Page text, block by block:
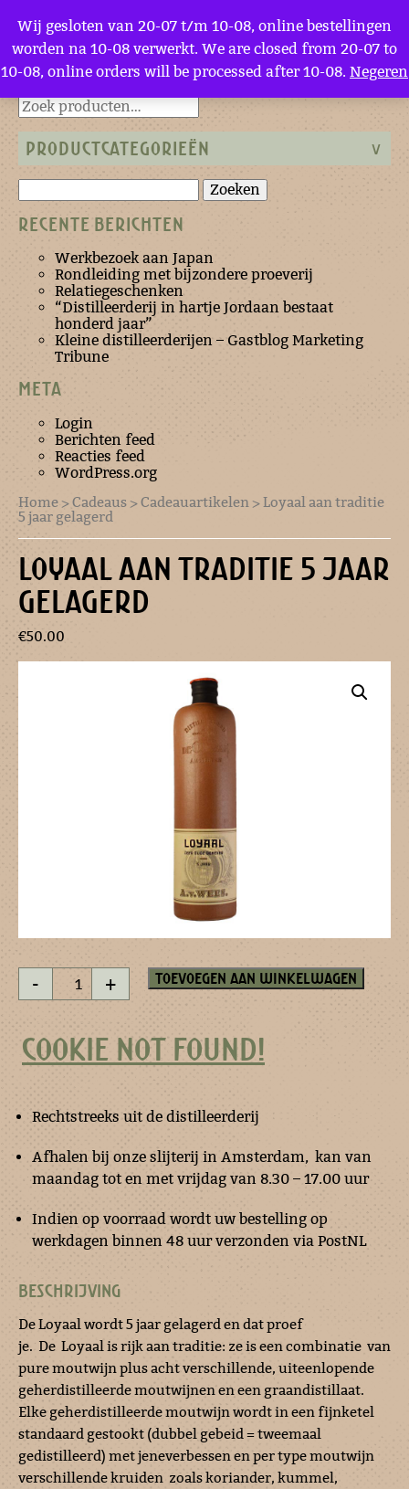
Terug naar de homepage
PRODUCTCATEGORIEËN
Zoeken
naar:
RECENTE BERICHTEN
Werkbezoek aan Japan
Rondleiding met bijzondere proeverij
Relatiegeschenken
“Distilleerderij in hartje Jordaan bestaat
honderd jaar”
Kleine distilleerderijen – Gastblog Marketing
Tribune
META
Login
Berichten feed
Reacties feed
WordPress.org
Home >Cadeaus >Cadeauartikelen > Loyaal aan traditie
5 jaar gelagerd
LOYAAL AAN TRADITIE 5 JAAR
GELAGERD
€50.00
-
aan
jaar
gelagerd
+ Toevoegen aan winkelwagen
COOKIE NOT FOUND!
Rechtstreeks uit de distilleerderij
Afhalen bij onze slijterij in Amsterdam, kan van
maandag tot en met vrijdag van 8.30 – 17.00 uur
Indien op voorraad wordt uw bestelling op
werkdagen binnen 48 uur verzonden via PostNL
BESCHRIJVING
De Loyaal wordt 5 jaar gelagerd en dat proef
je. De Loyaal is rijk aan traditie: ze is een combinatie van
pure moutwijn plus acht verschillende, uiteenlopende
geherdistilleerde moutwijnen en een graandistillaat.
Elke geherdistilleerde moutwijn wordt in een fijnketel
standaard gestookt (dubbel gebeid = tweemaal
gedistilleerd) met jeneverbessen en per type moutwijn
verschillende kruiden zoals koriander, kummel,
Wij gesloten van 20-07 t/m 10-08, online bestellingen
worden na 10-08 verwerkt. We are closed from 20-07 to
10-08, online orders will be processed after 10-08. Negeren